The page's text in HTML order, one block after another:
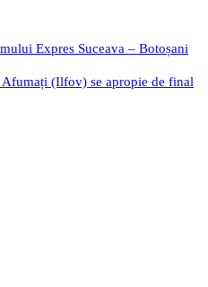
Expres Suceava – Botoșani
(Ilfov) se apropie de final